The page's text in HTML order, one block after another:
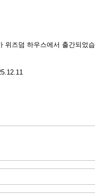
위즈덤 하우스에서 출간되었습